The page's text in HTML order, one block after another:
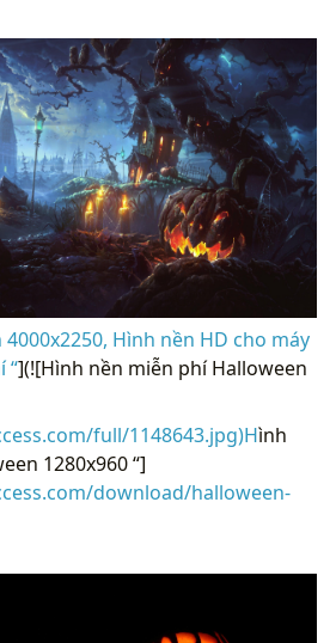
Hình nền HD cho máy
“](![Hình nền miễn phí Halloween
full/1148643.jpg)Hình
1280x960 “]
download/halloween-